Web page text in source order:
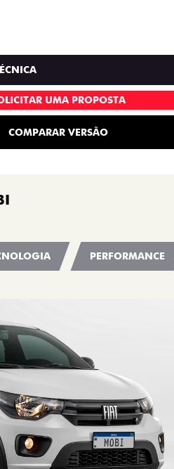
UMA PROPOSTA
COMPARAR VERSÃO
PERFORMANCE